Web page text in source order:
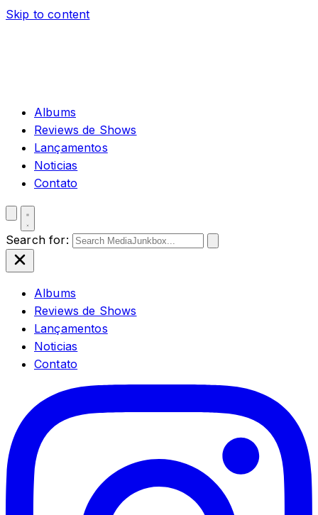
Skip to content
Albums
Reviews de Shows
Lançamentos
Noticias
Contato
Search for:
Albums
Reviews de Shows
Lançamentos
Noticias
Contato